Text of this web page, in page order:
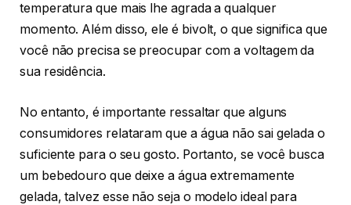
temperatura que mais lhe agrada a qualquer
momento. Além disso, ele é bivolt, o que significa que
você não precisa se preocupar com a voltagem da
sua residência.
No entanto, é importante ressaltar que alguns
consumidores relataram que a água não sai gelada o
suficiente para o seu gosto. Portanto, se você busca
um bebedouro que deixe a água extremamente
gelada, talvez esse não seja o modelo ideal para